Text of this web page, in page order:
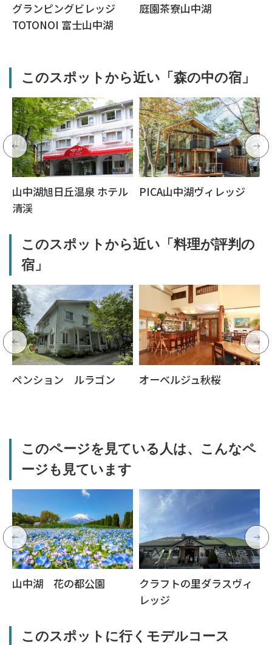
グランピングビレッジ
TOTONOI 富士山中湖
庭園茶寮山中湖
このスポットから近い「森の中の宿」
山中湖旭日丘温泉 ホテル
清渓
PICA山中湖ヴィレッジ
このスポットから近い「料理が評判の
宿」
ペンション ルラゴン オーベルジュ秋桜
このページを見ている人は、こんなペ
ージも見ています
山中湖 花の都公園
クラフトの里ダラスヴィ
レッジ
このスポットに行くモデルコース